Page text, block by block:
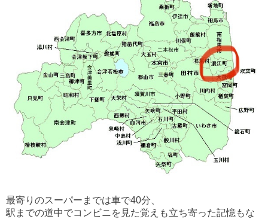
最寄りのスーパーまでは車で40分、
駅までの道中でコンビニを見た覚えも立ち寄った記憶もな